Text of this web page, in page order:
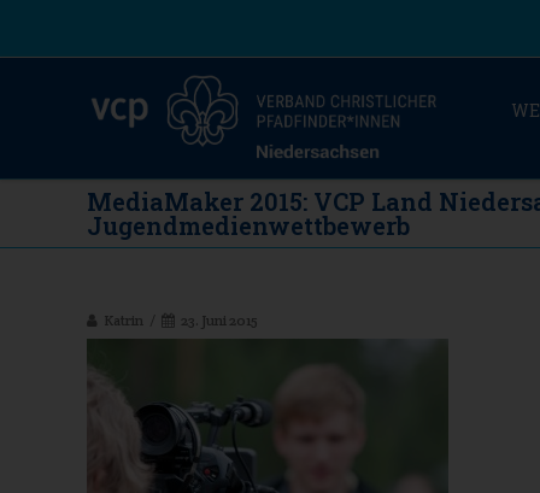
MediaMaker 2015: VCP Land
Jugendmedienwettbewerb
Katrin 23. Juni 2015